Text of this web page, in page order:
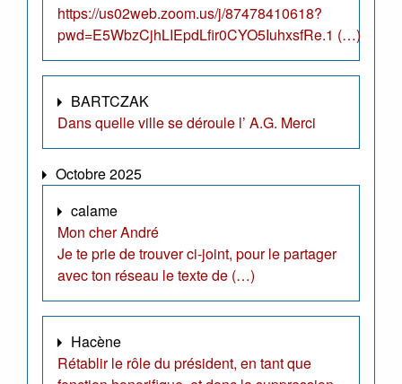
https://us02web.zoom.us/j/87478410618?
pwd=E5WbzCjhLIEpdLfir0CYO5IuhxsfRe.1 (…)
BARTCZAK
Dans quelle ville se déroule l’ A.G. Merci
Octobre 2025
calame
Mon cher André
Je te prie de trouver ci-joint, pour le partager
avec ton réseau le texte de (…)
Hacène
Rétablir le rôle du président, en tant que